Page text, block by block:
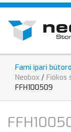
Skip
main
content
EN
Fami ipari
You
are
here
Neobox / Fiókos
FFH100509